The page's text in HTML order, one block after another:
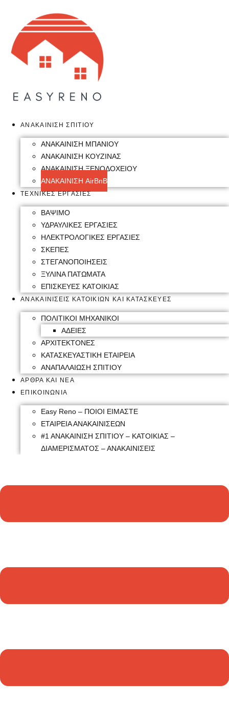
content
ΑΝΑΚΑΙΝΙΣΗ ΣΠΙΤΙΟΥ
ΑΝΑΚΑΙΝΙΣΗ ΜΠΑΝΙΟΥ
ΑΝΑΚΑΙΝΙΣΗ ΚΟΥΖΙΝΑΣ
ΑΝΑΚΑΙΝΙΣΗ ΞΕΝΟΔΟΧΕΙΟΥ
ΑΝΑΚΑΙΝΙΣΗ AirBnB
ΤΕΧΝΙΚΕΣ ΕΡΓΑΣΙΕΣ
ΒΑΨΙΜΟ
ΥΔΡΑΥΛΙΚΕΣ ΕΡΓΑΣΙΕΣ
ΗΛΕΚΤΡΟΛΟΓΙΚΕΣ ΕΡΓΑΣΙΕΣ
ΣΚΕΠΕΣ
ΣΤΕΓΑΝΟΠΟΙΗΣΕΙΣ
ΞΥΛΙΝΑ ΠΑΤΩΜΑΤΑ
ΕΠΙΣΚΕΥΕΣ ΚΑΤΟΙΚΙΑΣ
ΑΝΑΚΑΙΝΙΣΕΙΣ ΚΑΤΟΙΚΙΩΝ ΚΑΙ ΚΑΤΑΣΚΕΥΕΣ
ΠΟΛΙΤΙΚΟΙ ΜΗΧΑΝΙΚΟΙ
ΑΔΕΙΕΣ
ΑΡΧΙΤΕΚΤΟΝΕΣ
ΚΑΤΑΣΚΕΥΑΣΤΙΚΗ ΕΤΑΙΡΕΙΑ
ΑΝΑΠΑΛΑΙΩΣΗ ΣΠΙΤΙΟΥ
ΑΡΘΡΑ ΚΑΙ ΝΕΑ
ΕΠΙΚΟΙΝΩΝΙΑ
Easy Reno – ΠΟΙΟΙ ΕΙΜΑΣΤΕ
ΕΤΑΙΡΕΙΑ ΑΝΑΚΑΙΝΙΣΕΩΝ
#1 ΑΝΑΚΑΙΝΙΣΗ ΣΠΙΤΙΟΥ – ΚΑΤΟΙΚΙΑΣ –
ΔΙΑΜΕΡΙΣΜΑΤΟΣ – ΑΝΑΚΑΙΝΙΣΕΙΣ